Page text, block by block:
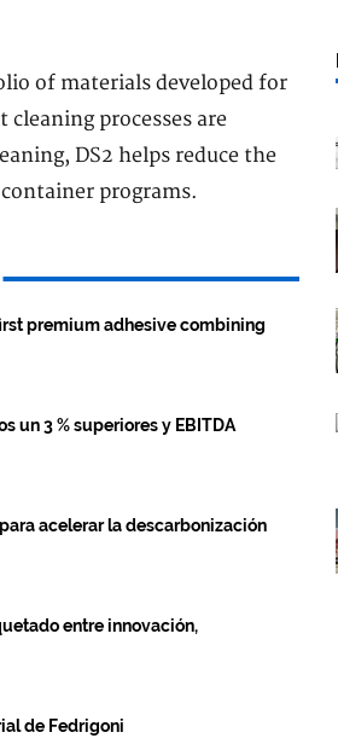
of materials developed for
processes are
DS2 helps reduce the
programs.
premium adhesive combining
un 3 % superiores y EBITDA
acelerar la descarbonización
entre innovación,
de Fedrigoni